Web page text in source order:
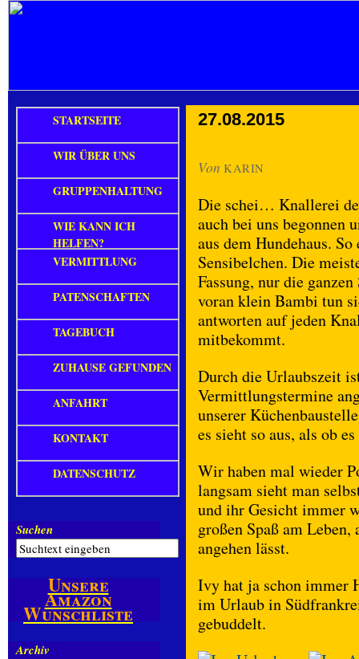
27.08.2015
Von KARIN
Die schei… Knallerei
auch bei uns begonnen
aus dem Hundehaus.
Sensibelchen. Die
Fassung, nur die
voran klein Bambi tun
antworten auf jeden
mitbekommt.
Durch die Urlaubszeit
Vermittlungstermine
unserer
es sieht so aus, als ob
Wir haben mal wieder
langsam sieht man
und ihr Gesicht immer
großen Spaß am
angehen lässt.
Ivy hat ja schon immer
im Urlaub in
gebuddelt.
STARTSEITE
WIR ÜBER UNS
GRUPPENHALTUNG
WIE KANN ICH
HELFEN?
VERMITTLUNG
PATENSCHAFTEN
TAGEBUCH
ZUHAUSE GEFUNDEN
ANFAHRT
KONTAKT
DATENSCHUTZ
Suchen
Unsere
Amazon
Wunschliste
Archiv